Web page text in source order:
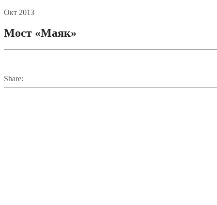
Окт 2013
Мост «Маяк»
Share: